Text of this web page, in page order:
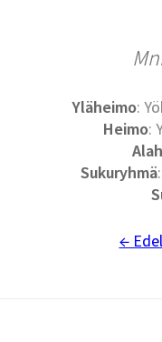
Yläheimo:
Heimo:
Sukuryhmä
←